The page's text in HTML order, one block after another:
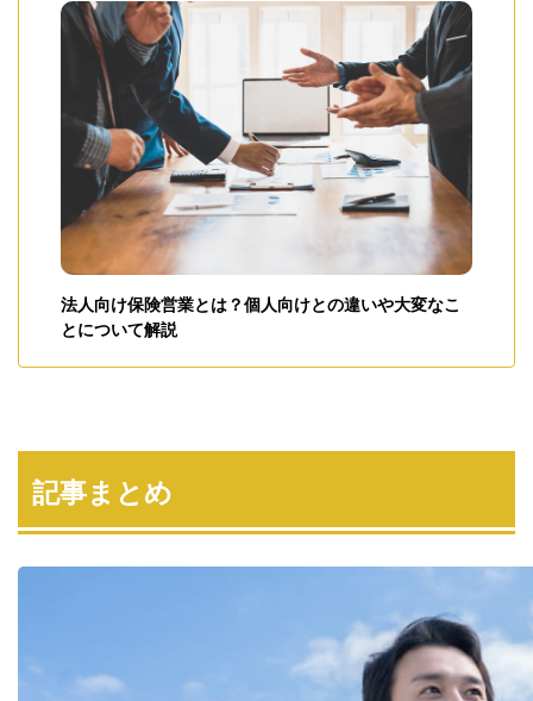
法人向け保険営業とは？個人向けとの違いや大変なこ
とについて解説
記事まとめ